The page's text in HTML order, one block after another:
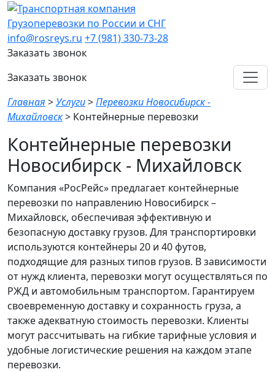
Грузоперевозки по России и СНГ
info@rosreys.ru +7 (981) 330-73-28
Заказать звонок
Заказать звонок
Главная >Услуги>Перевозки Новосибирск -
Михайловск> Контейнерные перевозки
Контейнерные перевозки
Новосибирск - Михайловск
Компания «РосРейс» предлагает контейнерные
перевозки по направлению Новосибирск –
Михайловск, обеспечивая эффективную и
безопасную доставку грузов. Для транспортировки
используются контейнеры 20 и 40 футов,
подходящие для разных типов грузов. В зависимости
от нужд клиента, перевозки могут осуществляться по
РЖД и автомобильным транспортом. Гарантируем
своевременную доставку и сохранность груза, а
также адекватную стоимость перевозки. Клиенты
могут рассчитывать на гибкие тарифные условия и
удобные логистические решения на каждом этапе
перевозки.